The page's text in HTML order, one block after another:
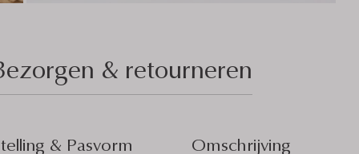
& retourneren
& Pasvorm Omschrijving